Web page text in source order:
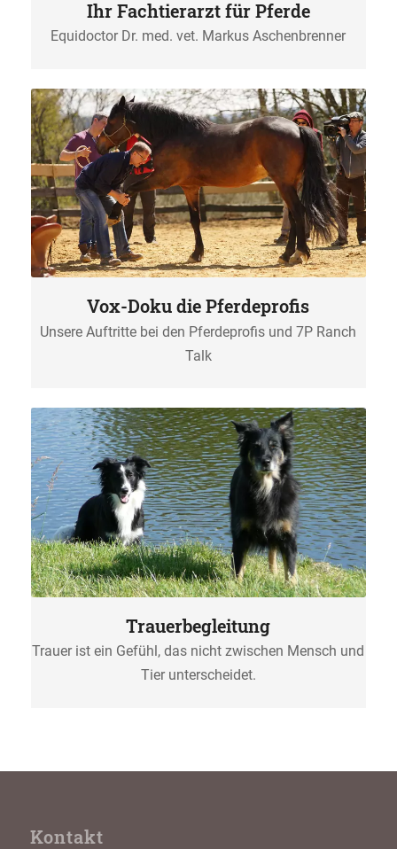
Ihr Fachtierarzt für Pferde
Equidoctor Dr. med. vet. Markus Aschenbrenner
Vox-Doku die Pferdeprofis
Unsere Auftritte bei den Pferdeprofis und 7P Ranch
Talk
Trauerbegleitung
Trauer ist ein Gefühl, das nicht zwischen Mensch und
Tier unterscheidet.
Kontakt